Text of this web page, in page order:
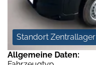
Standort Zentrallager
Allgemeine Daten: